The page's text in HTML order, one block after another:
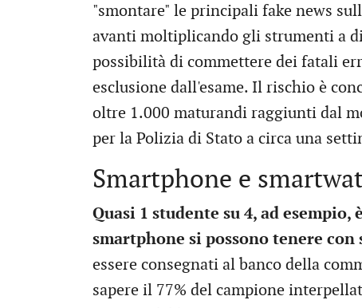
"smontare" le principali fake news
avanti moltiplicando gli strumenti a
possibilità di commettere dei fatali
esclusione dall'esame. Il rischio è
oltre 1.000 maturandi raggiunti dal
per la Polizia di Stato a circa una
Smartphone e
Quasi 1 studente su 4, ad
smartphone si possono tenere con
essere consegnati al banco della
sapere il 77% del campione